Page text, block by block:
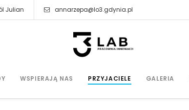
Julian annarzepa@lo3.gdynia.pl
WSPIERAJĄ NAS PRZYJACIELE GALERIA